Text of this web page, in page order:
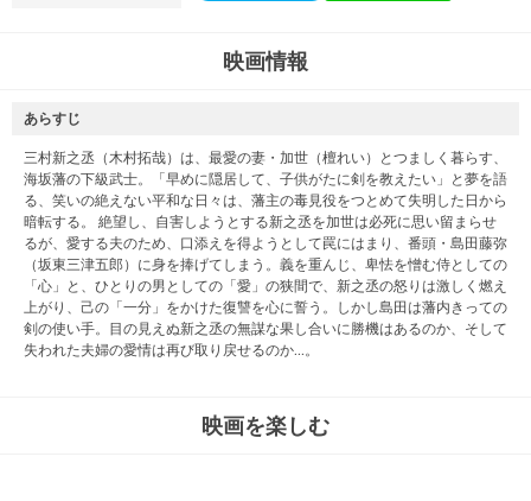
映画情報
あらすじ
三村新之丞（木村拓哉）は、最愛の妻・加世（檀れい）とつましく暮らす、
海坂藩の下級武士。「早めに隠居して、子供がたに剣を教えたい」と夢を語
る、笑いの絶えない平和な日々は、藩主の毒見役をつとめて失明した日から
暗転する。 絶望し、自害しようとする新之丞を加世は必死に思い留まらせ
るが、愛する夫のため、口添えを得ようとして罠にはまり、番頭・島田藤弥
（坂東三津五郎）に身を捧げてしまう。義を重んじ、卑怯を憎む侍としての
「心」と、ひとりの男としての「愛」の狭間で、新之丞の怒りは激しく燃え
上がり、己の「一分」をかけた復讐を心に誓う。しかし島田は藩内きっての
剣の使い手。目の見えぬ新之丞の無謀な果し合いに勝機はあるのか、そして
失われた夫婦の愛情は再び取り戻せるのか…。
映画を楽しむ